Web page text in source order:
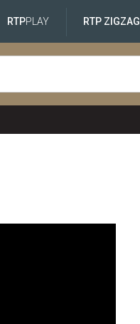
RTPPLAY RTP ZIGZAG